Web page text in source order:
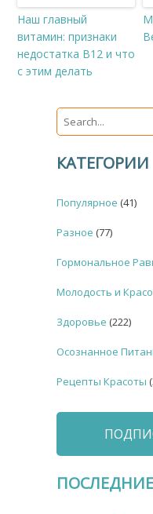
Наш главный
витамин: признаки
недостатка В12 и что
с этим делать
КАТЕГОРИИ
Популярное (41)
Разное (77)
Гормональное
Молодость и
Здоровье (222)
Осознанное
Рецепты Красоты